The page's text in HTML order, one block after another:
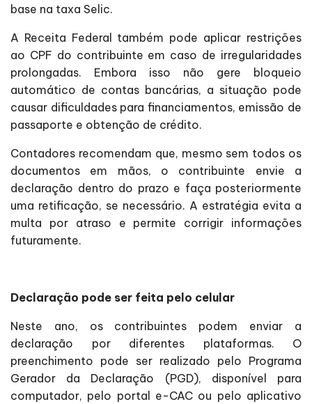
base na taxa Selic.
A Receita Federal também pode aplicar restrições
ao CPF do contribuinte em caso de irregularidades
prolongadas. Embora isso não gere bloqueio
automático de contas bancárias, a situação pode
causar dificuldades para financiamentos, emissão de
passaporte e obtenção de crédito.
Contadores recomendam que, mesmo sem todos os
documentos em mãos, o contribuinte envie a
declaração dentro do prazo e faça posteriormente
uma retificação, se necessário. A estratégia evita a
multa por atraso e permite corrigir informações
futuramente.
Declaração pode ser feita pelo celular
Neste ano, os contribuintes podem enviar a
declaração por diferentes plataformas. O
preenchimento pode ser realizado pelo Programa
Gerador da Declaração (PGD), disponível para
computador, pelo portal e-CAC ou pelo aplicativo